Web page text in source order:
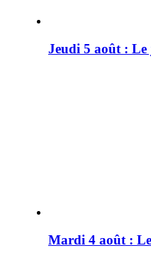
Jeudi 5 août :
Mardi 4 août :